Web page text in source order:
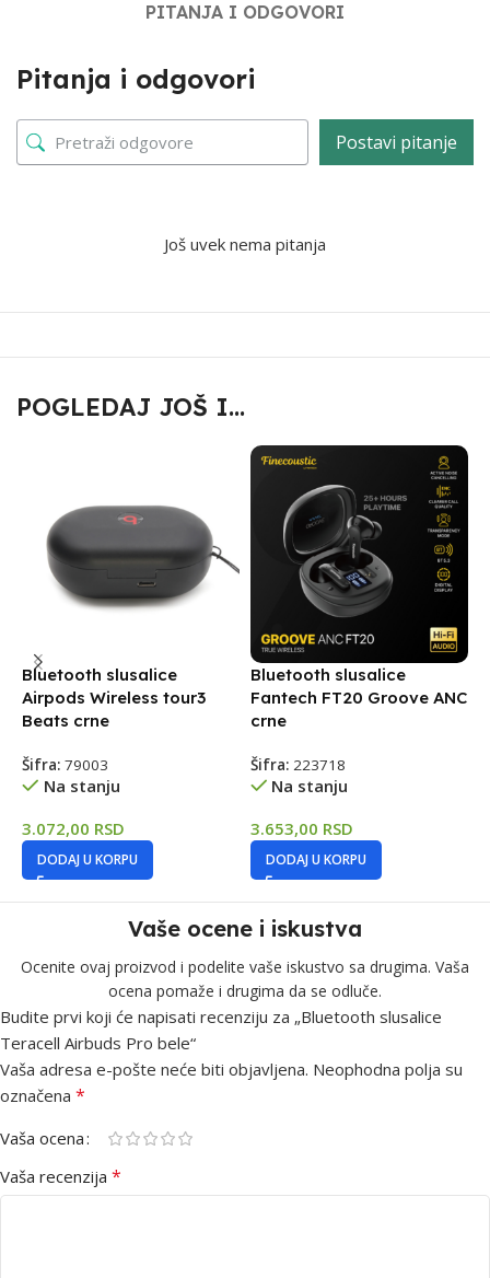
PITANJA I ODGOVORI
Pitanja i odgovori
Postavi pitanje
Još uvek nema pitanja
POGLEDAJ JOŠ I...
Bluetooth slusalice
Airpods Wireless tour3
Beats crne
Šifra: 79003
Na stanju
3.072,00 RSD
DODAJ U KORPU
Bluetooth slusalice
Fantech FT20 Groove ANC
crne
Šifra: 223718
Na stanju
3.653,00 RSD
DODAJ U KORPU
Vaše ocene i iskustva
Ocenite ovaj proizvod i podelite vaše iskustvo sa drugima. Vaša
ocena pomaže i drugima da se odluče.
Budite prvi koji će napisati recenziju za „Bluetooth slusalice
Teracell Airbuds Pro bele“
Vaša adresa e-pošte neće biti objavljena. Neophodna polja su
označena *
Vaša ocena
Vaša recenzija *